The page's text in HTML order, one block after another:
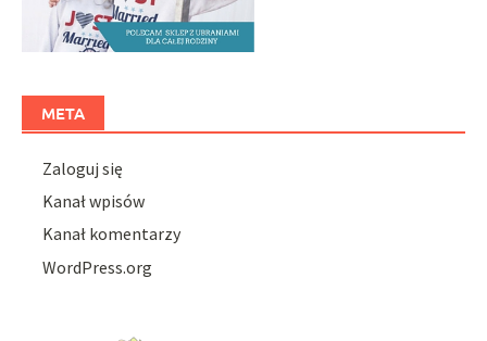
META
Zaloguj się
Kanał wpisów
Kanał komentarzy
WordPress.org